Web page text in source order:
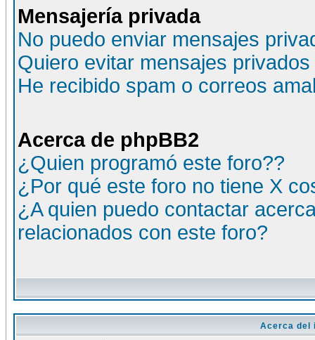
Mensajería privada
No puedo enviar mensajes
Quiero evitar mensajes
He recibido spam o correos
Acerca de phpBB2
¿Quien programó este foro??
¿Por qué este foro no tiene X
¿A quien puedo contactar
relacionados con este foro?
Acerca del